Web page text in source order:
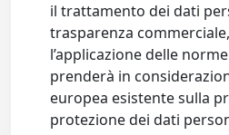
il trattamento dei dati
trasparenza
l’applicazione delle
prenderà in
europea esistente sulla
protezione dei dati